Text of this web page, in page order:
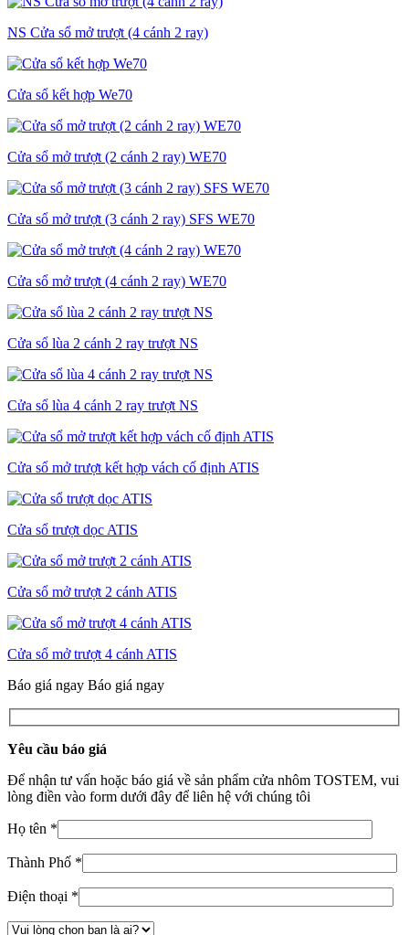
NS Cửa sổ mở trượt (4 cánh 2 ray)
Cửa sổ kết hợp We70
Cửa sổ mở trượt (2 cánh 2 ray) WE70
Cửa sổ mở trượt (3 cánh 2 ray) SFS WE70
Cửa sổ mở trượt (4 cánh 2 ray) WE70
Cửa sổ lùa 2 cánh 2 ray trượt NS
Cửa sổ lùa 4 cánh 2 ray trượt NS
Cửa sổ mở trượt kết hợp vách cố định ATIS
Cửa sổ trượt dọc ATIS
Cửa sổ mở trượt 2 cánh ATIS
Cửa sổ mở trượt 4 cánh ATIS
Báo giá ngay Báo giá ngay
Yêu cầu báo giá
Để nhận tư vấn hoặc báo giá về sản phẩm cửa nhôm TOSTEM, vui
lòng điền vào form dưới đây để liên hệ với chúng tôi
Họ tên *
Thành Phố *
Điện thoại *